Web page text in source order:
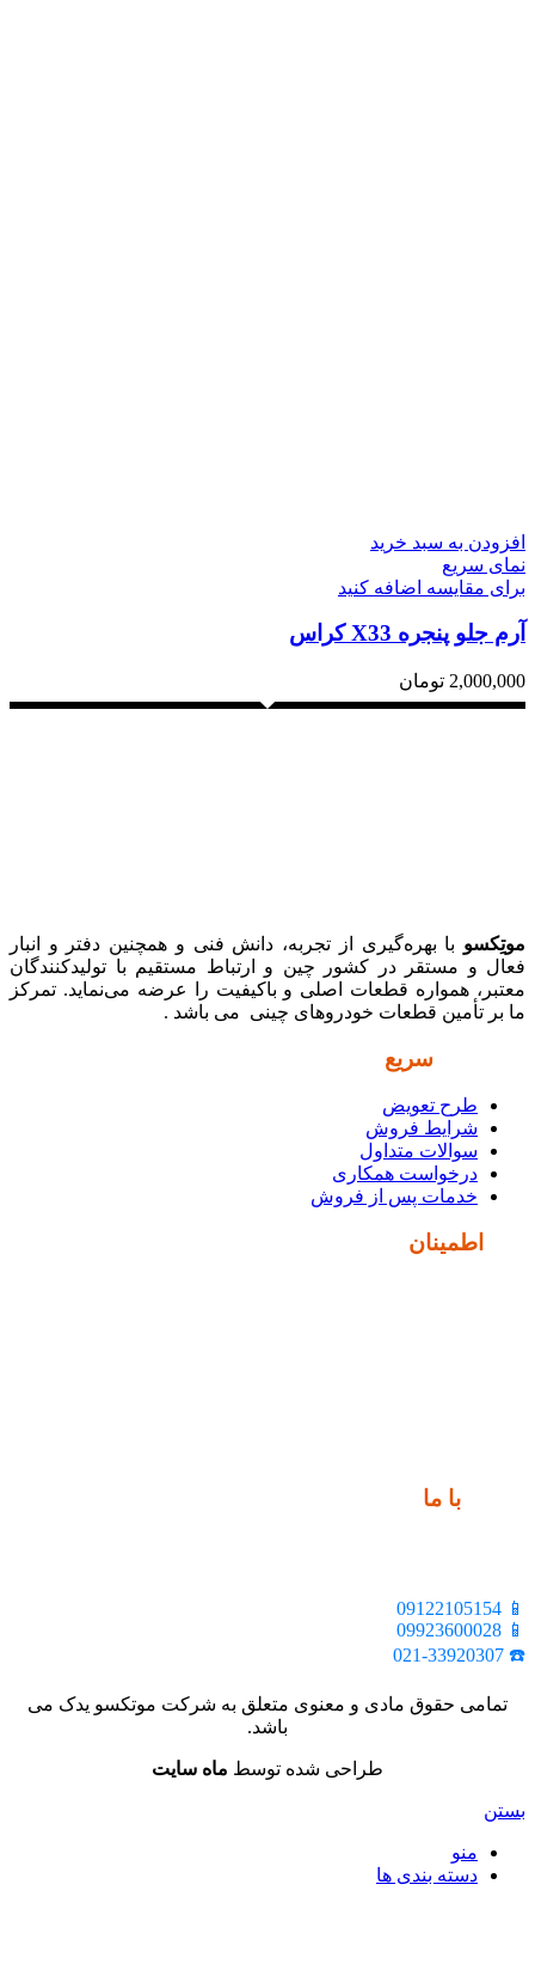
افزودن به سبد خرید
نمای سریع
برای مقایسه اضافه کنید
آرم جلو پنجره X33 کراس
2,000,000 تومان
موتِکسو با بهره‌گیری از تجربه، دانش فنی و همچنین دفتر و انبار
فعال و مستقر در کشور چین و ارتباط مستقیم با تولیدکنندگان
معتبر، همواره قطعات اصلی و باکیفیت را عرضه می‌نماید. تمرکز
ما بر تأمین قطعات خودروهای چینی می باشد .
سریع
طرح تعویض
شرایط فروش
سوالات متداول
درخواست همکاری
خدمات پس از فروش
اطمینان
با ما
📱 09122105154
📱 09923600028
☎️ 021-33920307
تمامی حقوق مادی و معنوی متعلق به شرکت موتکسو یدک می
باشد.
طراحی شده توسط ماه سایت
بستن
منو
دسته بندی ها